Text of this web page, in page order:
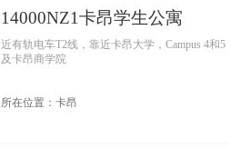
14000NZ1卡昂学生公寓
近有轨电车T2线，靠近卡昂大学，Campus 4和5
及卡昂商学院
所在位置：卡昂